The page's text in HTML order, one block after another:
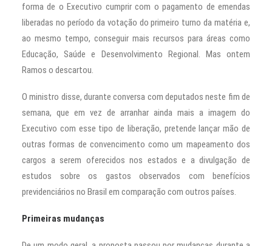
forma de o Executivo cumprir com o pagamento de emendas
liberadas no período da votação do primeiro turno da matéria e,
ao mesmo tempo, conseguir mais recursos para áreas como
Educação, Saúde e Desenvolvimento Regional. Mas ontem
Ramos o descartou.
O ministro disse, durante conversa com deputados neste fim de
semana, que em vez de arranhar ainda mais a imagem do
Executivo com esse tipo de liberação, pretende lançar mão de
outras formas de convencimento como um mapeamento dos
cargos a serem oferecidos nos estados e a divulgação de
estudos sobre os gastos observados com benefícios
previdenciários no Brasil em comparação com outros países.
Primeiras mudanças